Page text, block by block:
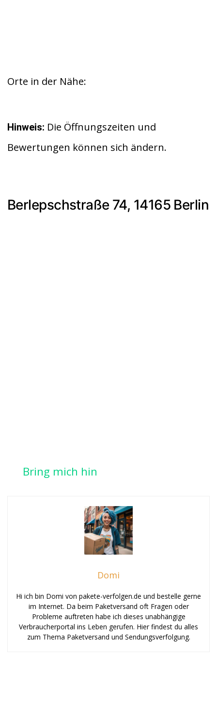
Orte in der Nähe:
Hinweis: Die Öffnungszeiten und
Bewertungen können sich ändern.
Berlepschstraße 74, 14165 Berlin
Bring mich hin
Domi
Hi ich bin Domi von pakete-verfolgen.de und bestelle gerne
im Internet. Da beim Paketversand oft Fragen oder
Probleme auftreten habe ich dieses unabhängige
Verbraucherportal ins Leben gerufen. Hier findest du alles
zum Thema Paketversand und Sendungsverfolgung.